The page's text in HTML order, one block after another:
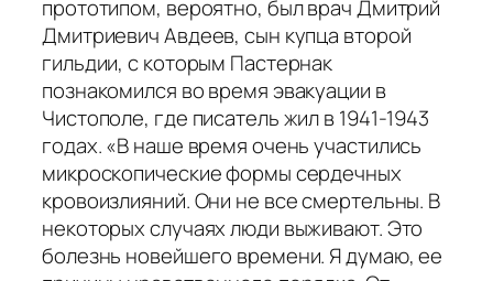
прототипом, вероятно, был врач Дмитрий
Дмитриевич Авдеев, сын купца второй
гильдии, с которым Пастернак
познакомился во время эвакуации в
Чистополе, где писатель жил в 1941-1943
годах. «В наше время очень участились
микроскопические формы сердечных
кровоизлияний. Они не все смертельны. В
некоторых случаях люди выживают. Это
болезнь новейшего времени. Я думаю, ее